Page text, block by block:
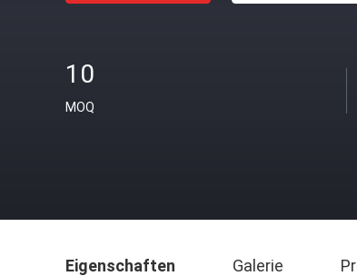
10
MOQ
Eigenschaften Galerie